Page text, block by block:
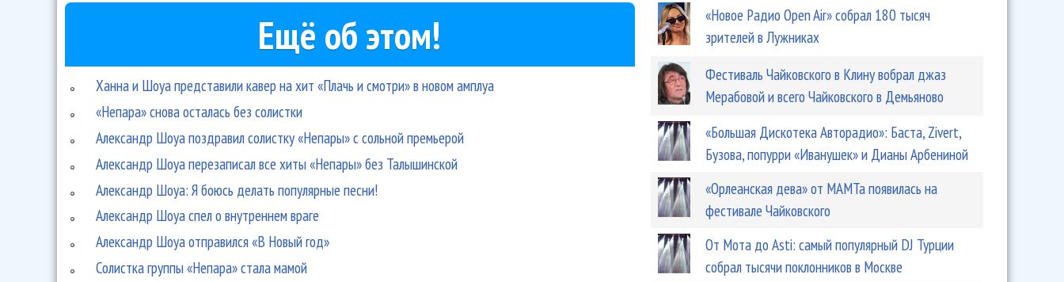
Ещё об этом!
Ханна и Шоуа представили кавер на хит «Плачь и смотри» в новом амплуа
«Непара» снова осталась без солистки
Александр Шоуа поздравил солистку «Непары» с сольной премьерой
Александр Шоуа перезаписал все хиты «Непары» без Талышинской
Александр Шоуа: Я боюсь делать популярные песни!
Александр Шоуа спел о внутреннем враге
Александр Шоуа отправился «В Новый год»
Солистка группы «Непара» стала мамой
«Новое Радио Open Air» собрал 180 тысяч
зрителей в Лужниках
Фестиваль Чайковского в Клину вобрал джаз
Мерабовой и всего Чайковского в Демьяново
«Большая Дискотека Авторадио»: Баста, Zivert,
Бузова, попурри «Иванушек» и Дианы Арбениной
«Орлеанская дева» от МАМТа появилась на
фестивале Чайковского
От Мота до Asti: самый популярный DJ Турции
собрал тысячи поклонников в Москве